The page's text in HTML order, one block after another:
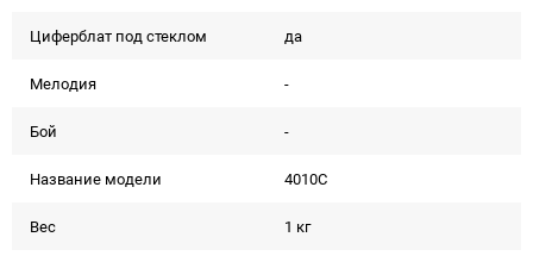
Циферблат под стеклом да
Мелодия -
Бой -
Название модели 4010C
Вес 1 кг